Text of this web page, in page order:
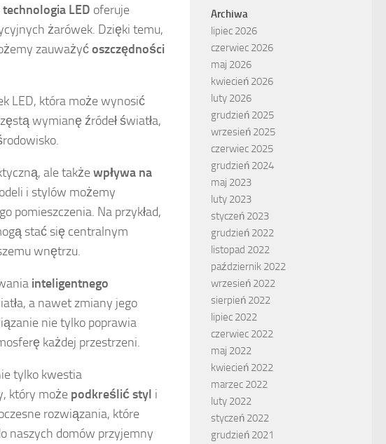
technologia LED oferuje
żarówek. Dzięki temu,
zauważyćoszczędności
LED, która może wynosić
wymianę źródeł światła,
ale takżewpływa na
i stylów możemy
pomieszczenia. Na przykład,
stać się centralnym
wnętrzu.
inteligentnego
a nawet zmiany jego
nie tylko poprawia
każdej przestrzeni.
tylko kwestia
który może podkreślić styl i
rozwiązania, które
naszych domów przyjemny
Archiwa
lipiec 2026
czerwiec 2026
maj 2026
kwiecień 2026
luty 2026
grudzień 2025
wrzesień 2025
czerwiec 2025
grudzień 2024
maj 2023
luty 2023
styczeń 2023
grudzień 2022
listopad 2022
październik 2022
wrzesień 2022
sierpień 2022
lipiec 2022
czerwiec 2022
maj 2022
kwiecień 2022
marzec 2022
luty 2022
styczeń 2022
grudzień 2021